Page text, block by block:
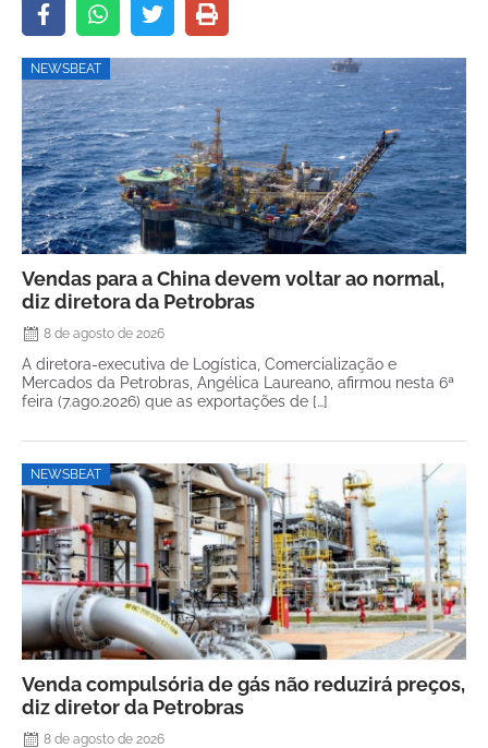
NEWSBEAT
Vendas para a China devem voltar ao normal,
diz diretora da Petrobras
8 de agosto de 2026
A diretora-executiva de Logística, Comercialização e
Mercados da Petrobras, Angélica Laureano, afirmou nesta 6ª
feira (7.ago.2026) que as exportações de […]
NEWSBEAT
Venda compulsória de gás não reduzirá preços,
diz diretor da Petrobras
8 de agosto de 2026